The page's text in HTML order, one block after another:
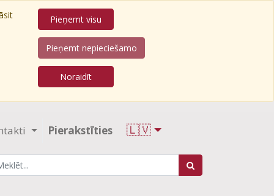
Pieņemt visu
Pieņemt nepieciešamo
Noraidīt
Pierakstīties 🇱🇻